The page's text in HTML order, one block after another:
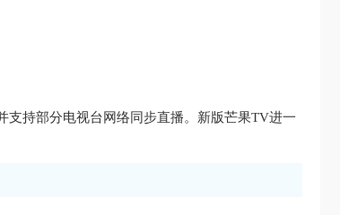
支持部分电视台网络同步直播。新版芒果TV进一